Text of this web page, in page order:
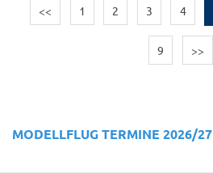
<< 1 2 3 4
9 >>
MODELLFLUG TERMINE 2026/27